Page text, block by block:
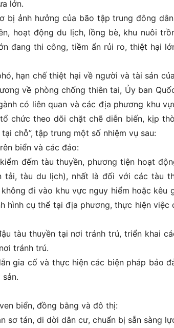
lớn.
bị ảnh hưởng của bão tập trung đông
hoạt động du lịch, lồng bè, khu nuôi
đang thi công, tiềm ẩn rủi ro, thiệt hại
hạn chế thiệt hại về người và tài sản
về phòng chống thiên tai, Ủy ban
có liên quan và các địa phương khu
chức theo dõi chặt chẽ diễn biến, kịp
chỗ”, tập trung một số nhiệm vụ sau:
biển và các đảo:
đếm tàu thuyền, phương tiện hoạt
tải, tàu du lịch), nhất là đối với các tàu
đi vào khu vực nguy hiểm hoặc kêu
hình cụ thể tại địa phương, thực hiện
tàu thuyền tại nơi tránh trú, triển khai
tránh trú.
gia cố và thực hiện các biện pháp bảo
biển, đồng bằng và đô thị:
sơ tán, di dời dân cư, chuẩn bị sẵn sàng